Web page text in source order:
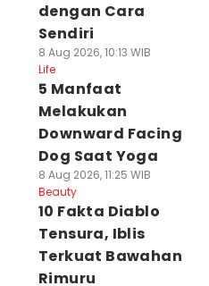
dengan Cara
Sendiri
8 Aug 2026, 10:13 WIB
Life
5 Manfaat
Melakukan
Downward Facing
Dog Saat Yoga
8 Aug 2026, 11:25 WIB
Beauty
10 Fakta Diablo
Tensura, Iblis
Terkuat Bawahan
Rimuru